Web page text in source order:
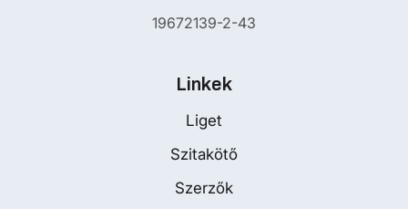
19672139-2-43
Linkek
Liget
Szitakötő
Szerzők